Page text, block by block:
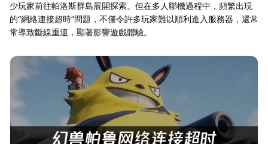
少玩家前往帕洛斯群島展開探索。但在多人聯機過程中，頻繁出現
的“網絡連接超時”問題，不僅令許多玩家難以順利進入服務器，還常
常導致斷線重連，顯著影響遊戲體驗。